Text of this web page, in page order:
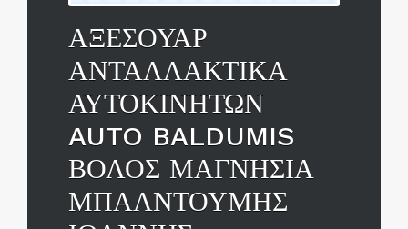
ΑΞΕΣΟΥΑΡ
ΑΝΤΑΛΛΑΚΤΙΚΑ
ΑΥΤΟΚΙΝΗΤΩΝ
AUTO BALDUMIS
ΒΟΛΟΣ ΜΑΓΝΗΣΙΑ
ΜΠΑΛΝΤΟΥΜΗΣ